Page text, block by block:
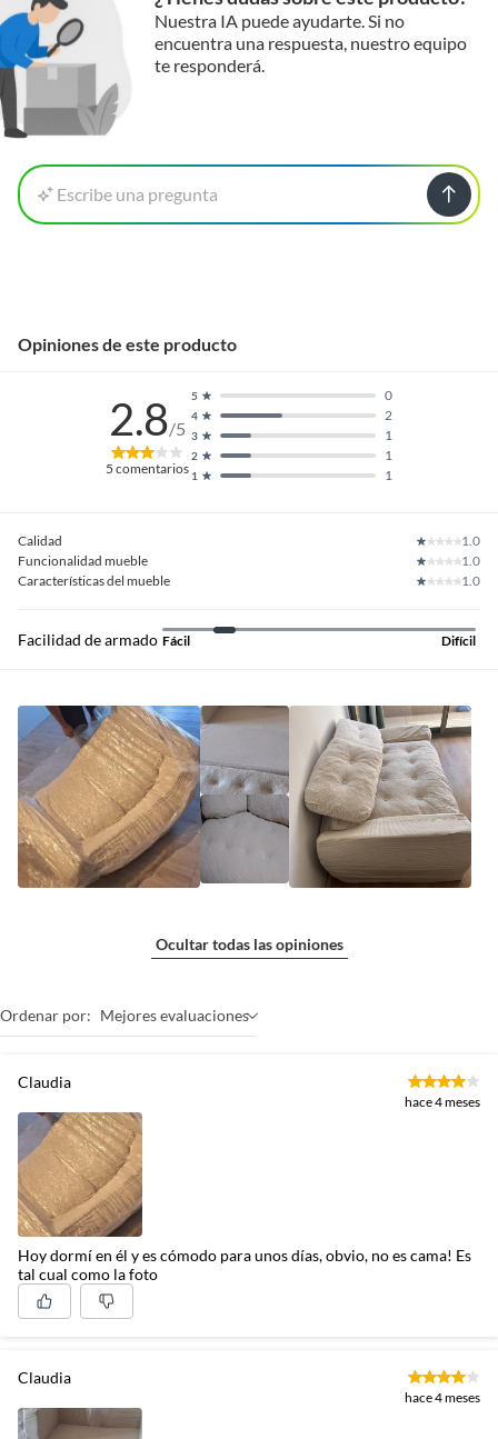
Nuestra IA puede ayudarte. Si no
encuentra una respuesta, nuestro equipo
te responderá.
Escribe una pregunta
Opiniones de este producto
2.8/5
5 comentarios 1 1
2 1
3 1
4 2
5 0
Calidad
1.0
Funcionalidad mueble
1.0
Características del mueble
1.0
Facilidad de armado Fácil Difícil
Ocultar todas las opiniones
Ordenar por: Mejores evaluaciones
Claudia
hace 4 meses
Hoy dormí en él y es cómodo para unos días, obvio, no es cama! Es
tal cual como la foto
Claudia
hace 4 meses